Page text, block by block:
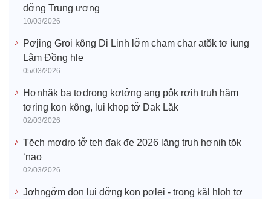
đơ̆ng Trung ương
10/03/2026
Pơjing Groi kông Di Linh lơ̆m cham char atŏk tơ iung
Lâm Đồng hle
05/03/2026
Hơnhăk ba tơdrong kơtơ̆ng ang pôk rơih truh hăm
tơring kon kông, lui khop tơ̆ Dak Lăk
02/03/2026
Tĕch mơdro tơ̆ teh đak đe 2026 lăng truh hơnih tŏk
‘nao
02/03/2026
Jơhngơ̆m đon lui đơ̆ng kon pơlei - trong kăl hloh tơ